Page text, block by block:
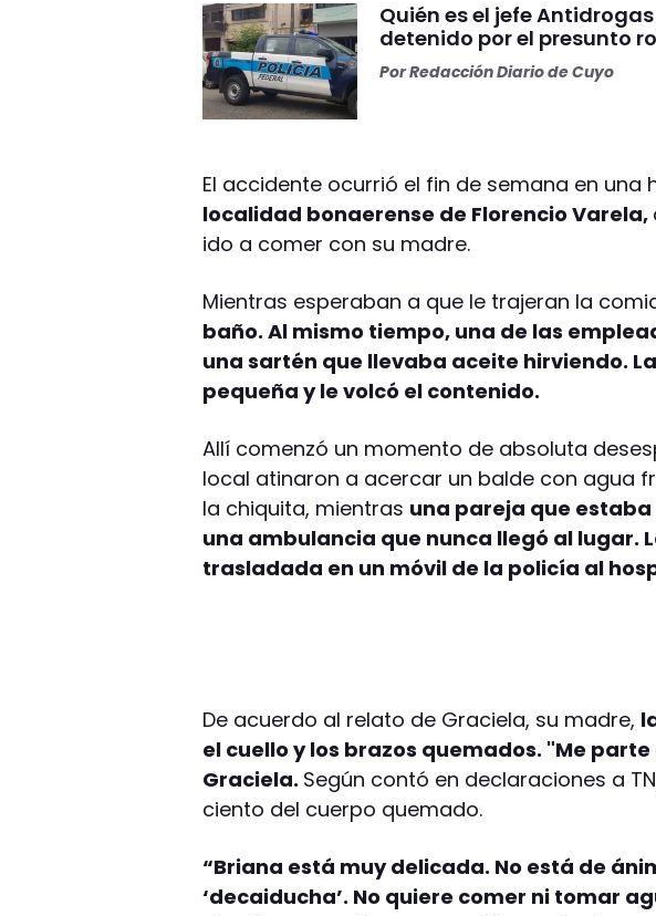
Quién es el jefe
detenido por el presunto
PorRedacción Diario de Cuyo
El accidente ocurrió el fin de semana en una
localidad bonaerense de Florencio Varela,
ido a comer con su madre.
Mientras esperaban a que le trajeran la
baño. Al mismo tiempo, una de las
una sartén que llevaba aceite hirviendo.
pequeña y le volcó el contenido.
Allí comenzó un momento de absoluta
local atinaron a acercar un balde con agua
la chiquita, mientras una pareja que
una ambulancia que nunca llegó al lugar.
trasladada en un móvil de la policía al
De acuerdo al relato de Graciela, su madre,
el cuello y los brazos quemados. "Me
Graciela. Según contó en declaraciones a
ciento del cuerpo quemado.
“Briana está muy delicada. No está de
‘decaiducha’. No quiere comer ni tomar